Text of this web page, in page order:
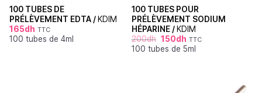
100 TUBES DE
PRÉLÈVEMENT EDTA / KDIM
165dh TTC
100 tubes de 4ml
100 TUBES POUR
PRÉLÈVEMENT SODIUM
HÉPARINE / KDIM
200dh 150dh TTC
100 tubes de 5ml